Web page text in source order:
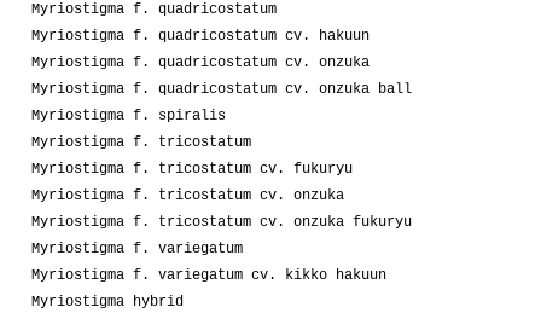
Myriostigma f. quadricostatum
Myriostigma f. quadricostatum cv. hakuun
Myriostigma f. quadricostatum cv. onzuka
Myriostigma f. quadricostatum cv. onzuka ball
Myriostigma f. spiralis
Myriostigma f. tricostatum
Myriostigma f. tricostatum cv. fukuryu
Myriostigma f. tricostatum cv. onzuka
Myriostigma f. tricostatum cv. onzuka fukuryu
Myriostigma f. variegatum
Myriostigma f. variegatum cv. kikko hakuun
Myriostigma hybrid